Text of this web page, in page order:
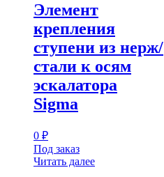
Элемент
крепления
ступени из нерж/
стали к осям
эскалатора
Sigma
0 ₽
Под заказ
Читать далее